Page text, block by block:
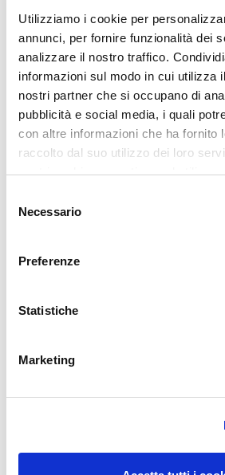
Utilizziamo i cookie per
annunci, per fornire funzionalità dei
analizzare il nostro traffico.
informazioni sul modo in cui utilizza
nostri partner che si occupano di
pubblicità e social media, i quali
con altre informazioni che ha fornito
raccolto dal suo utilizzo dei loro
nostri cookie se continua ad
delNecessario
Preferenze
Statistiche
Marketing